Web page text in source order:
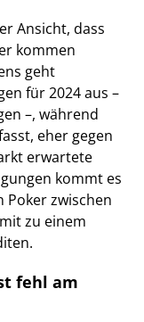
Ansicht, dass
kommen
geht
für 2024 aus –
–, während
eher gegen
erwartete
kommt es
Poker zwischen
zu einem
fehl am